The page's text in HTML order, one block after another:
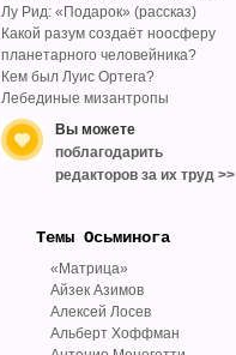
Лу Рид: «Подарок» (рассказ)
Какой разум создаёт ноосферу
планетарного человейника?
Кем был Луис Ортега?
Лебединые мизантропы
Вы можете
поблагодарить
редакторов за их труд >>
Tемы Осьминога
«Матрица»
Айзек Азимов
Алексей Лосев
Альберт Хоффман